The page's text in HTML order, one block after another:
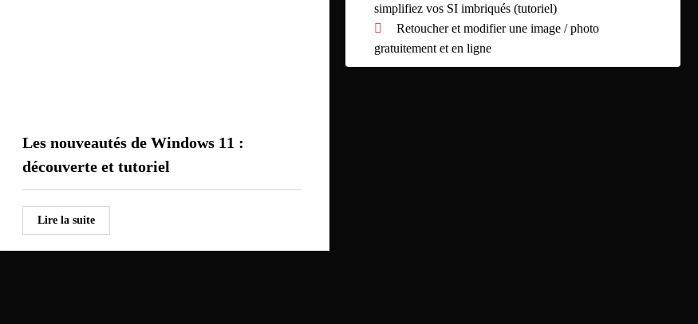
Les nouveautés de Windows 11 :
découverte et tutoriel
Lire la suite
simplifiez vos SI imbriqués (tutoriel)
Retoucher et modifier une image / photo
gratuitement et en ligne